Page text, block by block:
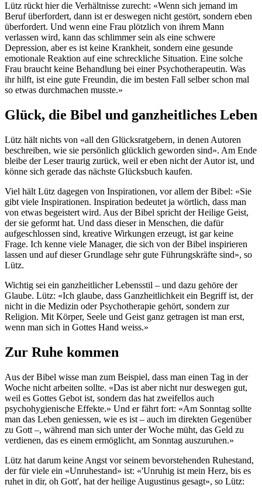
Lütz rückt hier die Verhältnisse zurecht: «Wenn sich jemand im
Beruf überfordert, dann ist er deswegen nicht gestört, sondern eben
überfordert. Und wenn eine Frau plötzlich von ihrem Mann
verlassen wird, kann das schlimmer sein als eine schwere
Depression, aber es ist keine Krankheit, sondern eine gesunde
emotionale Reak­tion auf eine schreckliche Situation. Eine solche
Frau braucht keine Behandlung bei einer Psychotherapeutin. Was
ihr hilft, ist eine gute Freundin, die im besten Fall selber schon mal
so etwas durchmachen musste.»
Glück, die Bibel und ganzheitliches Leben
Lütz hält nichts von «all den Glücksratgebern, in denen Autoren
beschreiben, wie sie persönlich glücklich geworden sind». Am Ende
bleibe der Leser traurig zurück, weil er eben nicht der Autor ist, und
könne sich gerade das nächste Glücksbuch kaufen.
Viel hält Lütz dagegen von Inspirationen, vor allem der Bibel: «Sie
gibt viele Inspirationen. Inspiration bedeutet ja wörtlich, dass man
von etwas begeistert wird. Aus der Bibel spricht der Heilige Geist,
der sie geformt hat. Und dass dieser in Menschen, die dafür
aufgeschlossen sind, kreative Wirkungen erzeugt, ist gar keine
Frage. Ich kenne viele Manager, die sich von der Bibel inspirieren
lassen und auf dieser Grundlage sehr gute Führungskräfte sind», so
Lütz.
Wichtig sei ein ganzheitlicher Lebensstil – und dazu gehöre der
Glaube. Lütz: «Ich glaube, dass Ganzheitlichkeit ein Begriff ist, der
nicht in die Medizin oder Psychotherapie gehört, sondern zur
Religion. Mit Körper, Seele und Geist ganz getragen ist man erst,
wenn man sich in Gottes Hand weiss.»
Zur Ruhe kommen
Aus der Bibel wisse man zum Beispiel, dass man einen Tag in der
Woche nicht arbeiten sollte. «Das ist aber nicht nur deswegen gut,
weil es Gottes Gebot ist, sondern das hat zweifellos auch
psychohygienische Effekte.» Und er fährt fort: «Am Sonntag sollte
man das Leben geniessen, wie es ist – auch im ­direkten Gegenüber
zu Gott –, während man sich unter der Woche müht, das Geld zu
verdienen, das es einem ermöglicht, am Sonntag auszuruhen.»
Lütz hat darum keine Angst vor seinem bevorstehenden Ruhestand,
der für viele ein «Unruhestand» ist: «'Unruhig ist mein Herz, bis es
ruhet in dir, oh Gott', hat der heilige Augustinus gesagt», so Lütz: